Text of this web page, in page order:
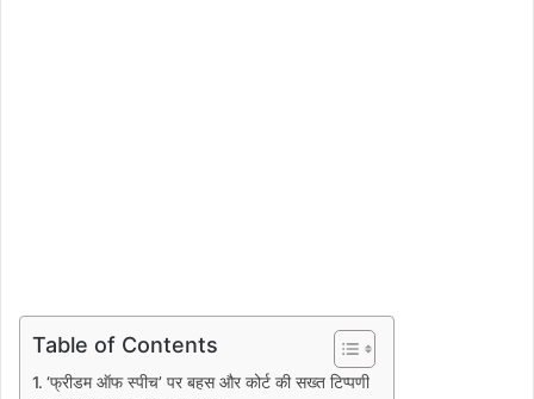
Table of Contents
‘फ्रीडम ऑफ स्पीच’ पर बहस और कोर्ट की सख्त टिप्पणी